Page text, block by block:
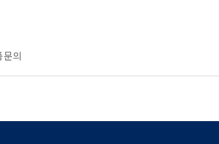
문의